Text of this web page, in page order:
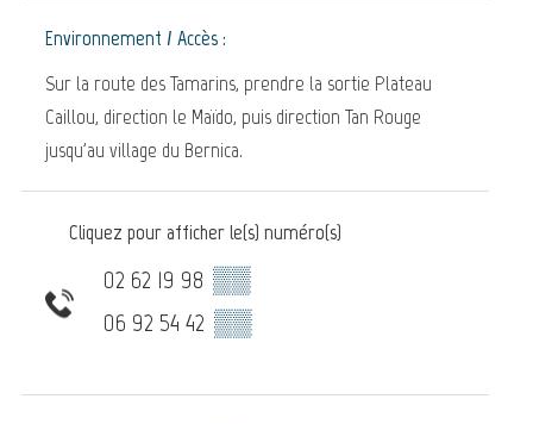
Environnement / Accès :
Sur la route des Tamarins, prendre la sortie Plateau
Caillou, direction le Maïdo, puis direction Tan Rouge
jusqu'au village du Bernica.
Cliquez pour afficher le(s) numéro(s)
02 62 19 98 ▒▒
06 92 54 42 ▒▒